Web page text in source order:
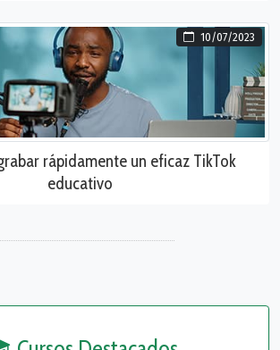
10/07/2023
rápidamente un eficaz TikTok
educativo